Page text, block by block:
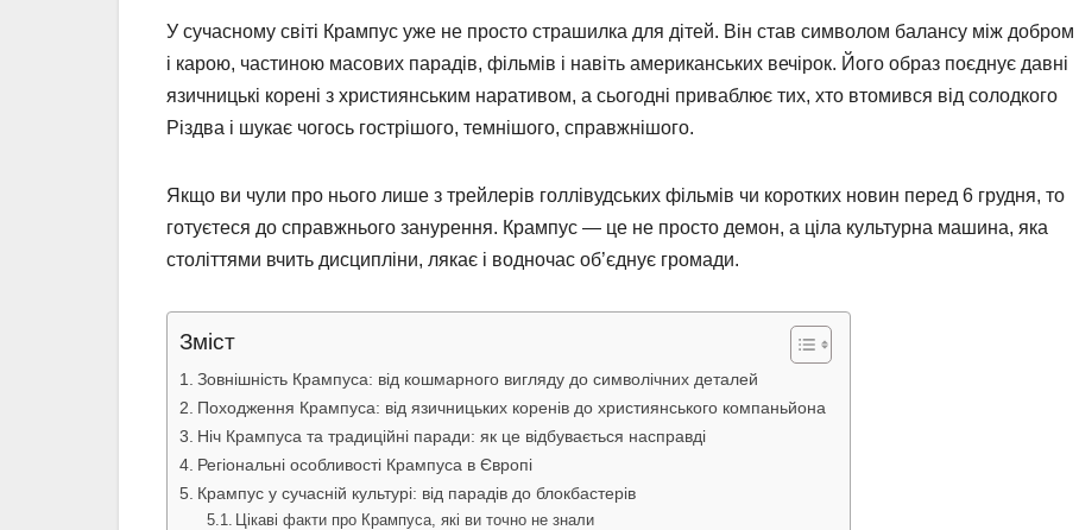
У сучасному світі Крампус уже не просто страшилка для дітей. Він став символом балансу між добром
і карою, частиною масових парадів, фільмів і навіть американських вечірок. Його образ поєднує давні
язичницькі корені з християнським наративом, а сьогодні приваблює тих, хто втомився від солодкого
Різдва і шукає чогось гострішого, темнішого, справжнішого.
Якщо ви чули про нього лише з трейлерів голлівудських фільмів чи коротких новин перед 6 грудня, то
готуєтеся до справжнього занурення. Крампус — це не просто демон, а ціла культурна машина, яка
століттями вчить дисципліни, лякає і водночас об’єднує громади.
Зміст
Зовнішність Крампуса: від кошмарного вигляду до символічних деталей
Походження Крампуса: від язичницьких коренів до християнського компаньйона
Ніч Крампуса та традиційні паради: як це відбувається насправді
Регіональні особливості Крампуса в Європі
Крампус у сучасній культурі: від парадів до блокбастерів
Цікаві факти про Крампуса, які ви точно не знали